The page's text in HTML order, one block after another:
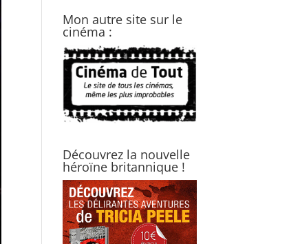
Mon autre site sur le
cinéma :
Découvrez la nouvelle
héroïne britannique !